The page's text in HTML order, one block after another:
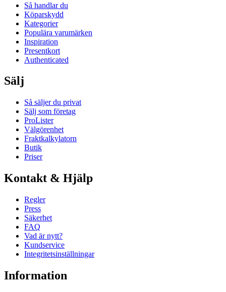
Så handlar du
Köparskydd
Kategorier
Populära varumärken
Inspiration
Presentkort
Authenticated
Sälj
Så säljer du privat
Sälj som företag
ProLister
Välgörenhet
Fraktkalkylatorn
Butik
Priser
Kontakt & Hjälp
Regler
Press
Säkerhet
FAQ
Vad är nytt?
Kundservice
Integritetsinställningar
Information